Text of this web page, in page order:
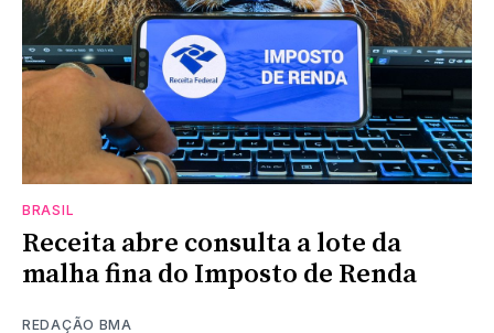
BRASIL
Receita abre consulta a lote da
malha fina do Imposto de Renda
REDAÇÃO BMA